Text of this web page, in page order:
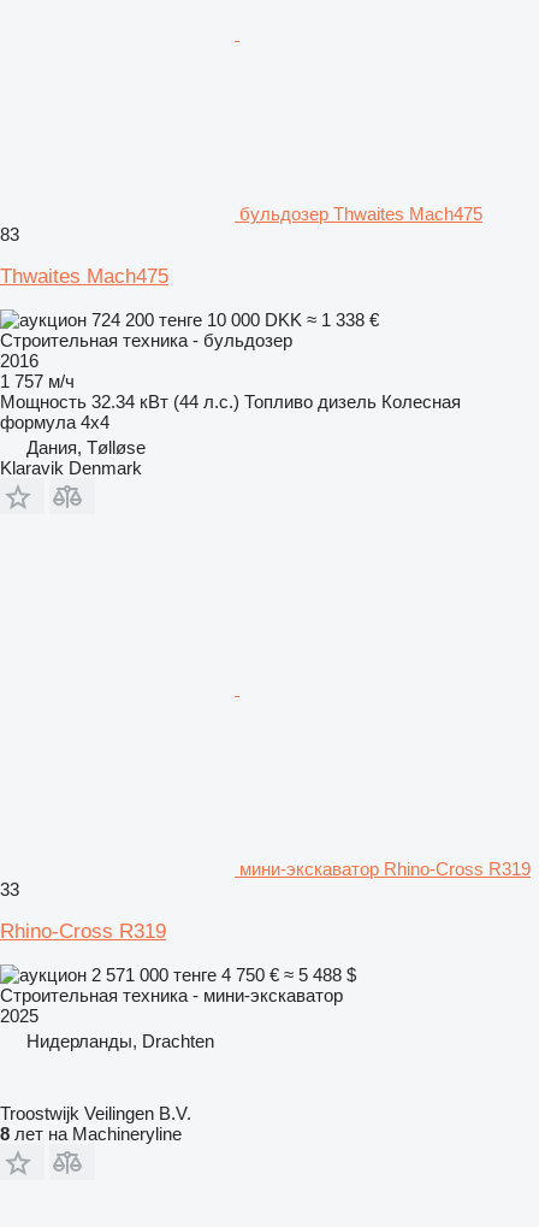
бульдозер Thwaites Mach475
83
Thwaites Mach475
724 200 тенге 10 000 DKK ≈ 1 338 €
Строительная техника - бульдозер
2016
1 757 м/ч
Мощность 32.34 кВт (44 л.с.) Топливо дизель Колесная
формула 4x4
Дания, Tølløse
Klaravik Denmark
мини-экскаватор Rhino-Cross R319
33
Rhino-Cross R319
2 571 000 тенге 4 750 € ≈ 5 488 $
Строительная техника - мини-экскаватор
2025
Нидерланды, Drachten
Troostwijk Veilingen B.V.
8 лет на Machineryline